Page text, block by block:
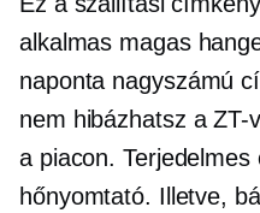
alkalmas magas
naponta nagyszámú
nem hibázhatsz a ZT-
a piacon.
hőnyomtató. Illetve,